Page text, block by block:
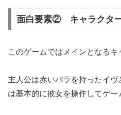
面白要素② キャラクタ
このゲームではメインとなるキ
主人公は赤いバラを持ったイ
は基本的に彼女を操作してゲー